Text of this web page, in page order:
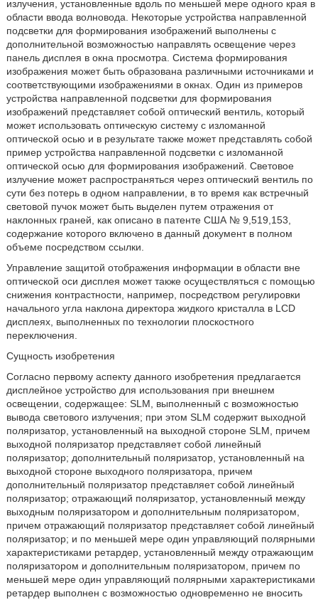
излучения, установленные вдоль по меньшей мере одного края в
области ввода волновода. Некоторые устройства направленной
подсветки для формирования изображений выполнены с
дополнительной возможностью направлять освещение через
панель дисплея в окна просмотра. Система формирования
изображения может быть образована различными источниками и
соответствующими изображениями в окнах. Один из примеров
устройства направленной подсветки для формирования
изображений представляет собой оптический вентиль, который
может использовать оптическую систему с изломанной
оптической осью и в результате также может представлять собой
пример устройства направленной подсветки с изломанной
оптической осью для формирования изображений. Световое
излучение может распространяться через оптический вентиль по
сути без потерь в одном направлении, в то время как встречный
световой пучок может быть выделен путем отражения от
наклонных граней, как описано в патенте США № 9,519,153,
содержание которого включено в данный документ в полном
объеме посредством ссылки.
Управление защитой отображения информации в области вне
оптической оси дисплея может также осуществляться с помощью
снижения контрастности, например, посредством регулировки
начального угла наклона директора жидкого кристалла в LCD
дисплеях, выполненных по технологии плоскостного
переключения.
Сущность изобретения
Согласно первому аспекту данного изобретения предлагается
дисплейное устройство для использования при внешнем
освещении, содержащее: SLM, выполненный с возможностью
вывода светового излучения; при этом SLM содержит выходной
поляризатор, установленный на выходной стороне SLM, причем
выходной поляризатор представляет собой линейный
поляризатор; дополнительный поляризатор, установленный на
выходной стороне выходного поляризатора, причем
дополнительный поляризатор представляет собой линейный
поляризатор; отражающий поляризатор, установленный между
выходным поляризатором и дополнительным поляризатором,
причем отражающий поляризатор представляет собой линейный
поляризатор; и по меньшей мере один управляющий полярными
характеристиками ретардер, установленный между отражающим
поляризатором и дополнительным поляризатором, причем по
меньшей мере один управляющий полярными характеристиками
ретардер выполнен с возможностью одновременно не вносить